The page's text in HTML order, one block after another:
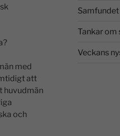
med
att
huvudmän
och
Tankar om
Veckans